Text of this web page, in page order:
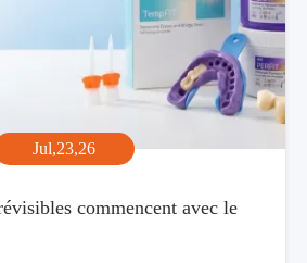
Jul,23,26
commencent avec le